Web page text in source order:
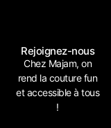
Rejoignez-nous
Chez Majam, on
rend la couture fun
et accessible à tous
!